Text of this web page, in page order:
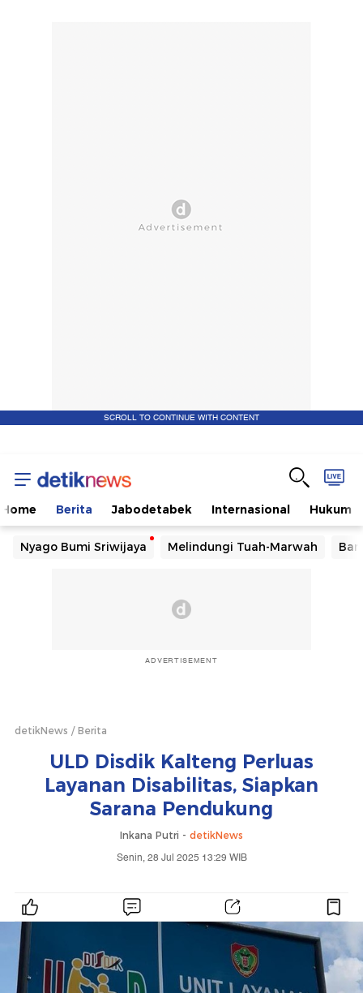
SCROLL TO CONTINUE WITH CONTENT
Home Berita Jabodetabek Internasional Hukum
Nyago Bumi Sriwijaya Melindungi Tuah-Marwah
ADVERTISEMENT
detikNews Berita
ULD Disdik Kalteng Perluas
Layanan Disabilitas, Siapkan
Sarana Pendukung
Inkana Putri - detikNews
Senin, 28 Jul 2025 13:29 WIB